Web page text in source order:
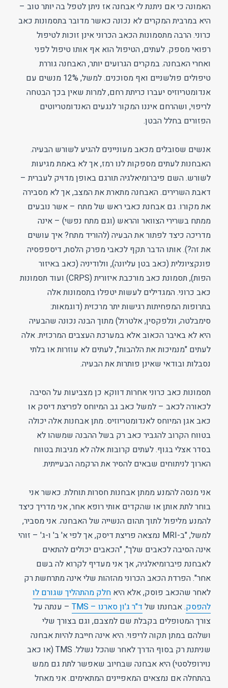
האמונה כי אם ניתנת לי אבחנה אז ניתן לטפל בה יותר טוב –
היא במרבית המקרים לא נכונה כאשר מדובר בתסמונות כאב
כרוני. הרבה מתסמונות הכאב הכרוני אינן זוכות לטיפול
רפואי מספק. לעתים, הטיפול הוא אף אותו טיפול לפני
ואחרי האבחנה. במקרים הגרועים יותר, האבחנה גוררת
טיפולים פולשניים ואף מסוכנים. למשל, 12% מנשים עם
אנדומטריוזיס יעברו כריתת רחם, למרות שאין בכך הבטחה
לריפוי, ושהרחם איננו המקור לנגעים האנדומטריוטים
הפזורים בחלל הבטן.
אנשים שסובלים מכאב מעוניינים להגיע לשורש הבעיה.
האבחנות לעתים מספקות לנו רמז, אך לא באמת מגיעות
לשורש. השם פיברומיאלגיה תורגם באופן מדויק לעברית –
דאבת השרירים. האבחנה מתארת את המצב, אך לא מסבירה
את מקורו. גם אבחנת כאבי ראש של מתח – אשר נובעים
ממתח בשרירי הצוואר והראש (וגם מתח נפשי) – אינה
מדריכה כיצד לפתור את הבעיה (להוריד מתח? איך עושים
את זה?). אותו הדבר תקף לכאבי מפרק הלסת, דיספפסיה
פונקציונלית (כאב בטן עליונה), וולודיניה (כאב באיזור
הפות), תסמונת כאב מורכבת איזורית (CRPS) ועוד תסמונות
כאב כרוני. המגדילים לעשות יטפלו בתסמונות אלה
בתרופות המפחיתות רגישות יתר מרכזית (דוגמאות:
סימבלטה, ונלפקסין, אלטרול) מתוך הבנה נכונה שהבעיה
היא לא באיבר הכאוב אלא במערכת העצבים המרכזית. אלה
לעתים "מנמיכות את הלהבות", לעתים לא עוזרות או בלתי
נסבלות ובודאי שאינן פותרות את הבעיה.
תסמונות כאב כרוני אחרות דווקא כן מצביעות על הסיבה
לכאורה לכאב – למשל כאב גב המיוחס לפריצת דיסק או
כאב אגן המיוחס לאנדומטריוזיס. מתן אבחנות אלה יכולה
בטווח הקרוב להגביר כאב רק בשל ההבנה שמשהו לא
בסדר אצלי בגוף. לעתים קרובות אלה לא מגיבות בטווח
הארוך לניתוחים שבאים להסיר את הרקמה הבעייתית.
אני מנסה להמנע ממתן אבחנות חסרות תוחלת. כאשר אני
בוחר לתת אותן או שהקדים אותי רופא אחר, אני מדריך כיצד
להמנע מליפול לתוך תהום הנשייה של האבחנה. אני מסביר,
למשל, "ב-MRI נמצאה פריצת דיסק, אך לפי א' ב' ו-ג' – זוהי
אינה הסיבה לכאבים שלך", "הכאבים יכולים להתאים
לאבחנת פיברומיאלגיה, אך אני מעדיף לקרוא לה בשם
אחר". הפרדת הכאב הכרוני מהזהות שלי אינה מתרחשת רק
לאחר שהכאב פוסק, אלא היאחלק מהתהליך שגורם לו
להפסק. אבחנתו של ד"ר ג'ון סארנו – TMS
– ענתה על
צורך המטופלים בקבלת שם למצבם, וגם בצורך שלי
ושלהם במתן תקוה לריפוי. היא אינה חייבת להיות אבחנה
שניתנת רק בסוף הדרך לאחר שהכל נשלל. TMS (או כאב
נוירופלסטי) היא אבחנה שבחיוב שאפשר לתת גם ממש
בהתחלה אם נמצאים המאפיינים המתאימים. אני מאחל